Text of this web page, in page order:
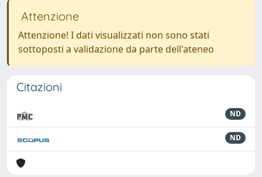
Attenzione
Attenzione! I dati visualizzati non sono stati
sottoposti a validazione da parte dell'ateneo
Citazioni
ND
ND